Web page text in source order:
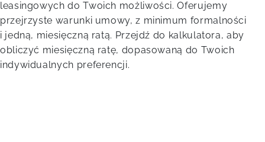
leasingowych do Twoich możliwości. Oferujemy
przejrzyste warunki umowy, z minimum formalności
i jedną, miesięczną ratą. Przejdź do kalkulatora, aby
obliczyć miesięczną ratę, dopasowaną do Twoich
indywidualnych preferencji.